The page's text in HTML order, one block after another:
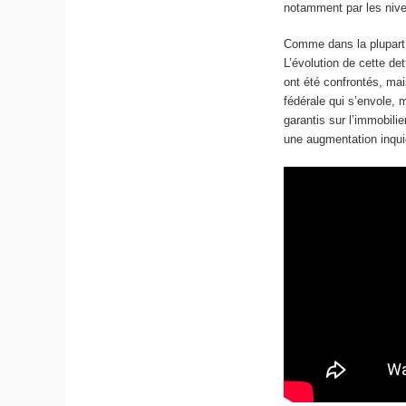
notamment par les
Comme dans la
L’évolution de cette
ont été confrontés,
fédérale qui s’envole,
garantis sur
une augmentation